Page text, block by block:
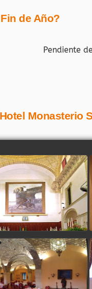
de Año?
Pendiente
Monasterio